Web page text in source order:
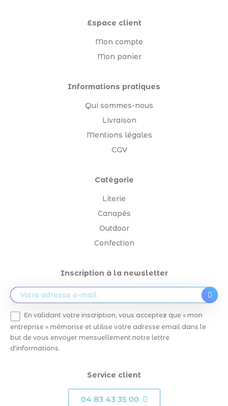
Espace client
Mon compte
Mon panier
Informations pratiques
Qui sommes-nous
Livraison
Mentions légales
CGV
Catégorie
Literie
Canapés
Outdoor
Confection
Inscription à la newsletter
En validant votre inscription, vous acceptez que « mon
entreprise » mémorise et utilise votre adresse email dans le
but de vous envoyer mensuellement notre lettre
d'informations.
Service client
04 83 43 35 00